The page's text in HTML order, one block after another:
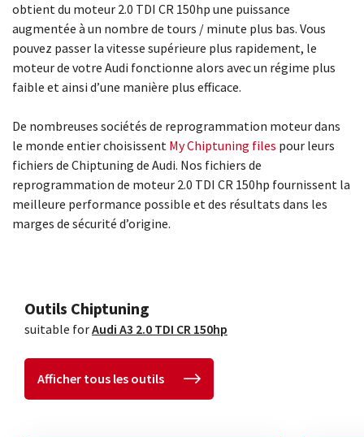
obtient du moteur 2.0 TDI CR 150hp une puissance
augmentée à un nombre de tours / minute plus bas. Vous
pouvez passer la vitesse supérieure plus rapidement, le
moteur de votre Audi fonctionne alors avec un régime plus
faible et ainsi d’une manière plus efficace.
De nombreuses sociétés de reprogrammation moteur dans
le monde entier choisissent My Chiptuning files pour leurs
fichiers de Chiptuning de Audi. Nos fichiers de
reprogrammation de moteur 2.0 TDI CR 150hp fournissent la
meilleure performance possible et des résultats dans les
marges de sécurité d’origine.
Outils Chiptuning
suitable forAudi A3 2.0 TDI CR 150hp
Afficher tous les outils